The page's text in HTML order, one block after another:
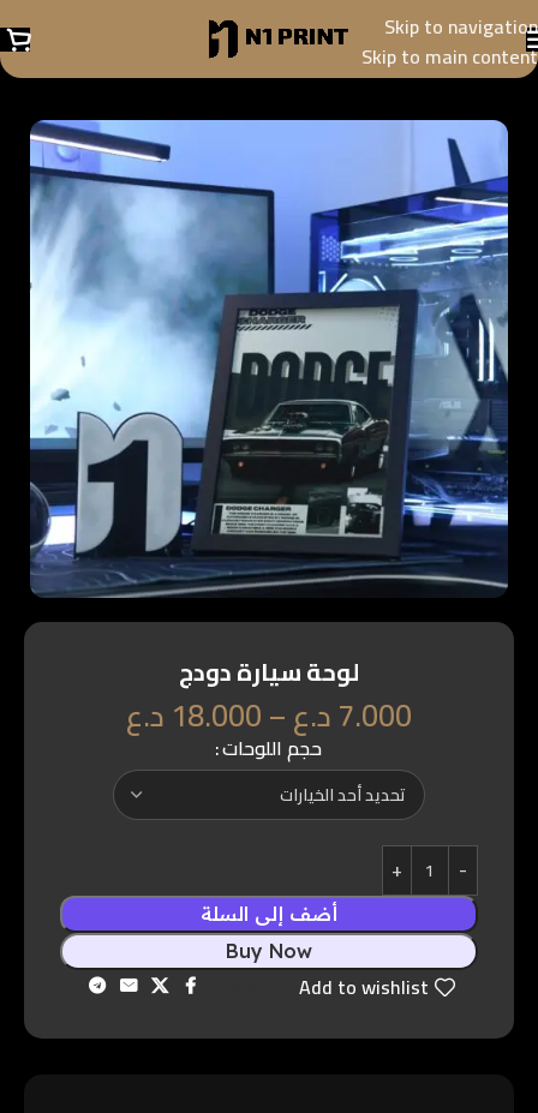
Skip to navigation
Skip to main content
لوحة سيارة دودج
7.000د.ع–
18.000د.ع
حجم اللوحات
أضف إلى السلة
Buy Now
Add to wishlist